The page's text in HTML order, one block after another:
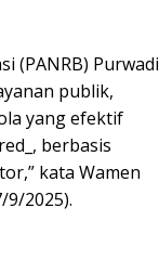
(PANRB) Purwadi
publik,
yang efektif
berbasis
kata Wamen
9/2025).